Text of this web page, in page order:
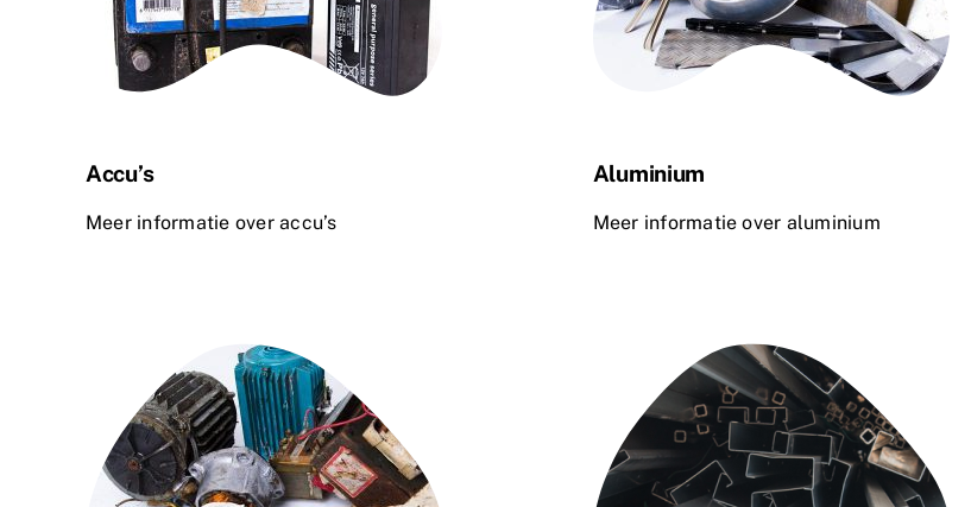
Accu’s
Meer informatie over accu’s
Aluminium
Meer informatie over aluminium